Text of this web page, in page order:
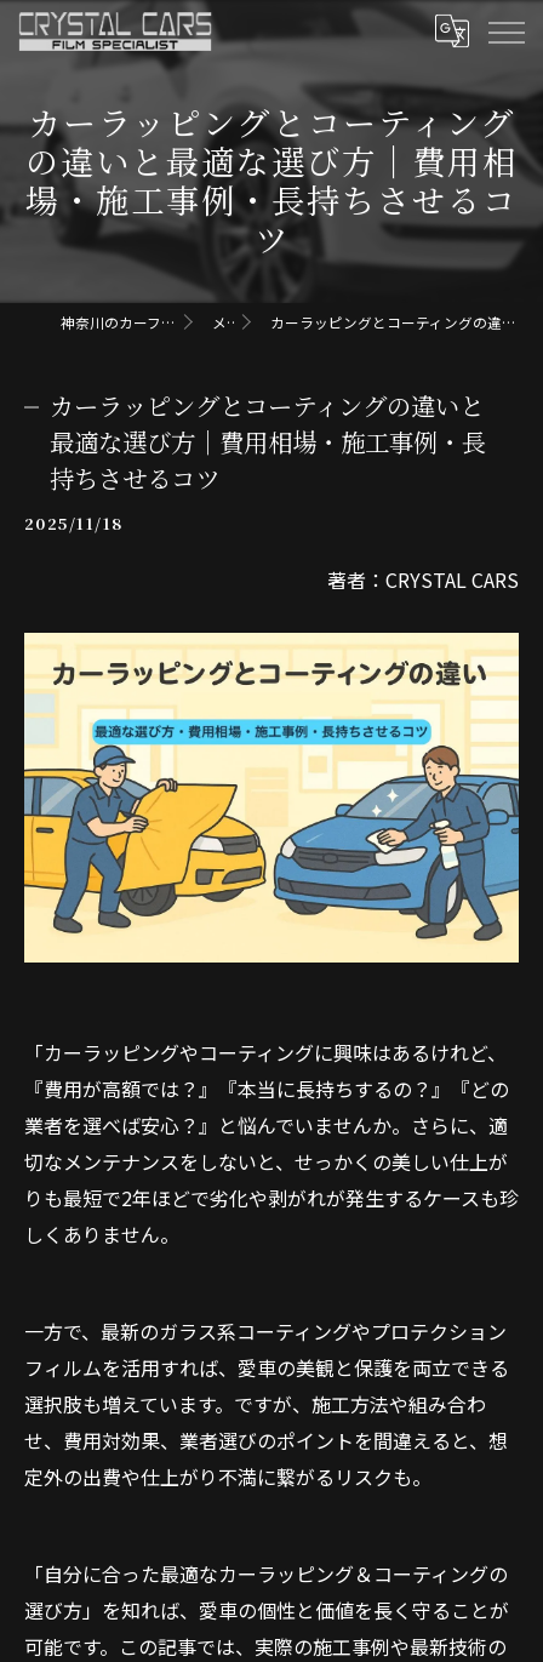
カーラッピングとコーティング
の違いと最適な選び方｜費用相
場・施工事例・長持ちさせるコ
ツ
神奈川のカーフィルムならクリスタルカーズ メディア カーラッピングとコーティングの違いと最適な選び方｜費用相場・施工事例・長持ちさせるコツ
カーラッピングとコーティングの違いと
最適な選び方｜費用相場・施工事例・長
持ちさせるコツ
2025/11/18
著者：CRYSTAL CARS
「カーラッピングやコーティングに興味はあるけれど、
『費用が高額では？』『本当に長持ちするの？』『どの
業者を選べば安心？』と悩んでいませんか。さらに、適
切なメンテナンスをしないと、せっかくの美しい仕上が
りも最短で2年ほどで劣化や剥がれが発生するケースも珍
しくありません。
一方で、最新のガラス系コーティングやプロテクション
フィルムを活用すれば、愛車の美観と保護を両立できる
選択肢も増えています。ですが、施工方法や組み合わ
せ、費用対効果、業者選びのポイントを間違えると、想
定外の出費や仕上がり不満に繋がるリスクも。
「自分に合った最適なカーラッピング＆コーティングの
選び方」を知れば、愛車の個性と価値を長く守ることが
可能です。この記事では、実際の施工事例や最新技術の